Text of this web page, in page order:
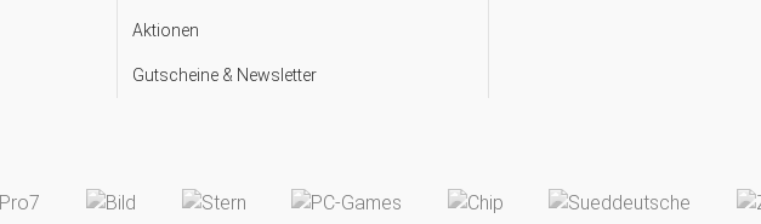
Aktionen
Gutscheine & Newsletter